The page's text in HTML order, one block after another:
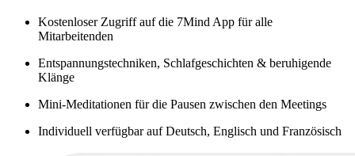
Kostenloser Zugriff auf die 7Mind App für alle
Mitarbeitenden
Entspannungstechniken, Schlafgeschichten & beruhigende
Klänge
Mini-Meditationen für die Pausen zwischen den Meetings
Individuell verfügbar auf Deutsch, Englisch und Französisch